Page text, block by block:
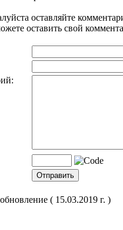
оставляйте
оставить свой
( 15.03.2019 г. )